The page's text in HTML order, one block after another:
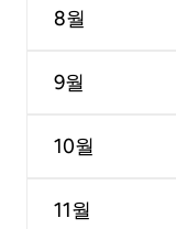
8월
9월
10월
11월